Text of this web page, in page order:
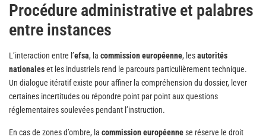
Procédure administrative et palabres
entre instances
L’interaction entre l’efsa, la commission européenne, lesautorités
nationaleset les industriels rend le parcours particulièrement technique.
Un dialogue itératif existe pour affiner la compréhension du dossier, lever
certaines incertitudes ou répondre point par point aux questions
réglementaires soulevées pendant l’instruction.
En cas de zones d’ombre, la commission européennese réserve le droit